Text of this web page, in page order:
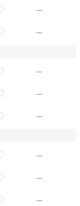
—
—
—
—
—
—
—
—